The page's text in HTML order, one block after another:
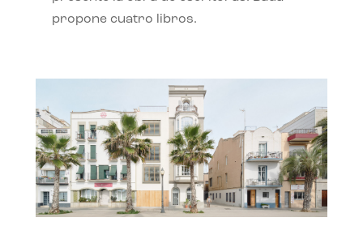
propone cuatro libros.